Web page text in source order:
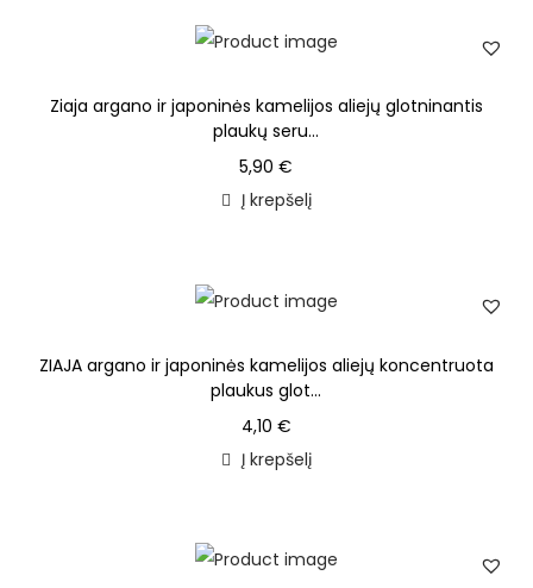
Ziaja argano ir japoninės kamelijos aliejų glotninantis
plaukų seru...
5,90€
Į krepšelį
ZIAJA argano ir japoninės kamelijos aliejų koncentruota
plaukus glot...
4,10 €
Į krepšelį